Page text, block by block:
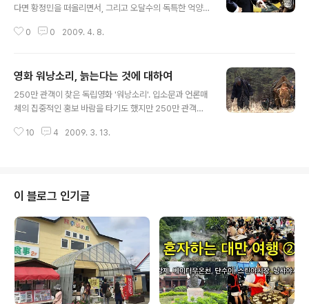
다면 황정민을 떠올리면서, 그리고 오달수의 독특한 억양
릴러 매니아에게는 조금 약하다는 느낌을 가지게 할 것이
영화다. 탐정 추리극이라고 내세우고 있는데 그렇다고 깊
은 추리력을 요구하는 영화도 아니다. 기본 틀거리는 탐정,
추리, 스릴러 등의 요소를 가지고 있지만 영화를 이끌어가
게 표현되어서 영화도 긴장의 끈을 조였다 놓았다 하는 요
0 0 2009. 4. 8.
영화 워낭소리, 늙는다는 것에 대하여
250만 관객이 찾은 독립영화 '워낭소리'. 입소문과 언론매
체의 집중적인 홍보 바람을 타기도 했지만 250만 관객은
도대체 어떤 영화길래 하는 생각을 가지고 극장을 찾았다.
로 다큐멘터리. 극장판 인간극장이라고 표현해도 될까. 영
화를 보면서 늙는다는 것에 생각해보았다. 할아버지, 할머
니와 40년된 소는 모두 늙고 기력이 쇠잔해지고 있었다.
모두가 늙는다. 사람도 소도. 영어 제목이 Old Partner이
던데 영화 내용상으로는 워낭소리보다 더 가슴에 와닿는
제목이지 않나 싶다. 돈의 가..
10 4 2009. 3. 13.
이 블로그 인기글